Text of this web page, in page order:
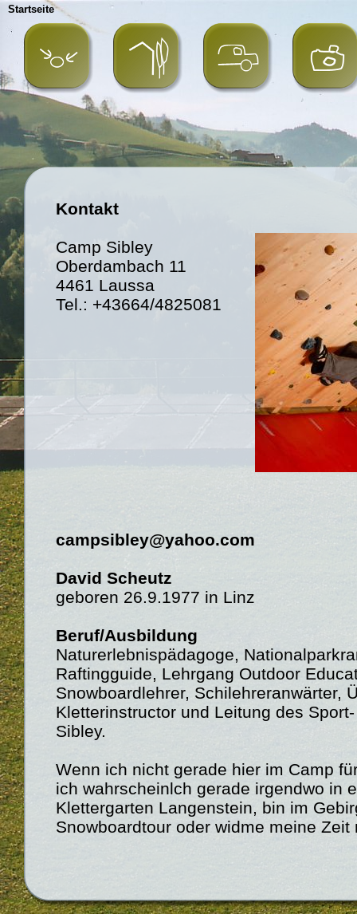
Startseite
Kontakt
Camp Sibley
Oberdambach 11
4461 Laussa
Tel.: +43664/4825081
campsibley@yahoo.com
David Scheutz
geboren 26.9.1977 in Linz
Beruf/Ausbildung
Naturerlebnispädagoge,
Raftingguide, Lehrgang Outdoor
Snowboardlehrer, Schilehreranwärter,
Kletterinstructor und Leitung des
Sibley.
Wenn ich nicht gerade hier im Camp
ich wahrscheinlch gerade irgendwo in
Klettergarten Langenstein, bin im
Snowboardtour oder widme meine Zeit